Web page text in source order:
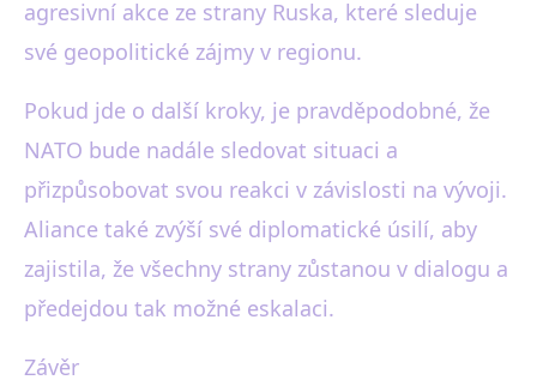
agresivní akce ze strany Ruska, které sleduje
své geopolitické zájmy v regionu.
Pokud jde o další kroky, je pravděpodobné, že
NATO bude nadále sledovat situaci a
přizpůsobovat svou reakci v závislosti na vývoji.
Aliance také zvýší své diplomatické úsilí, aby
zajistila, že všechny strany zůstanou v dialogu a
předejdou tak možné eskalaci.
Závěr